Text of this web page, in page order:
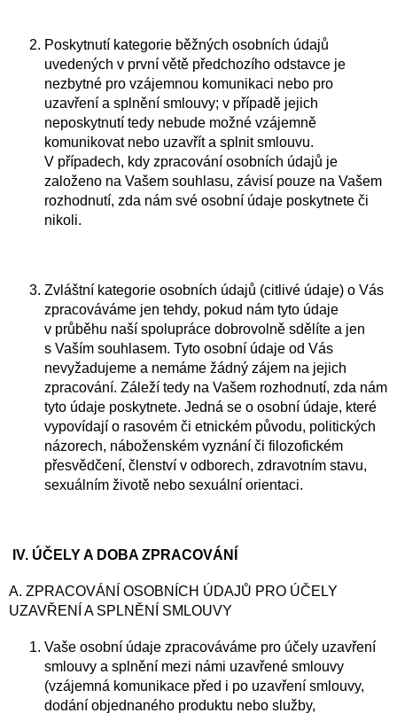
Poskytnutí kategorie běžných osobních údajů
uvedených v první větě předchozího odstavce je
nezbytné pro vzájemnou komunikaci nebo pro
uzavření a splnění smlouvy; v případě jejich
neposkytnutí tedy nebude možné vzájemně
komunikovat nebo uzavřít a splnit smlouvu.
V případech, kdy zpracování osobních údajů je
založeno na Vašem souhlasu, závisí pouze na Vašem
rozhodnutí, zda nám své osobní údaje poskytnete či
nikoli.
Zvláštní kategorie osobních údajů (citlivé údaje) o Vás
zpracováváme jen tehdy, pokud nám tyto údaje
v průběhu naší spolupráce dobrovolně sdělíte a jen
s Vaším souhlasem. Tyto osobní údaje od Vás
nevyžadujeme a nemáme žádný zájem na jejich
zpracování. Záleží tedy na Vašem rozhodnutí, zda nám
tyto údaje poskytnete. Jedná se o osobní údaje, které
vypovídají o rasovém či etnickém původu, politických
názorech, náboženském vyznání či filozofickém
přesvědčení, členství v odborech, zdravotním stavu,
sexuálním životě nebo sexuální orientaci.
IV. ÚČELY A DOBA ZPRACOVÁNÍ
A. ZPRACOVÁNÍ OSOBNÍCH ÚDAJŮ PRO ÚČELY
UZAVŘENÍ A SPLNĚNÍ SMLOUVY
Vaše osobní údaje zpracováváme pro účely uzavření
smlouvy a splnění mezi námi uzavřené smlouvy
(vzájemná komunikace před i po uzavření smlouvy,
dodání objednaného produktu nebo služby,